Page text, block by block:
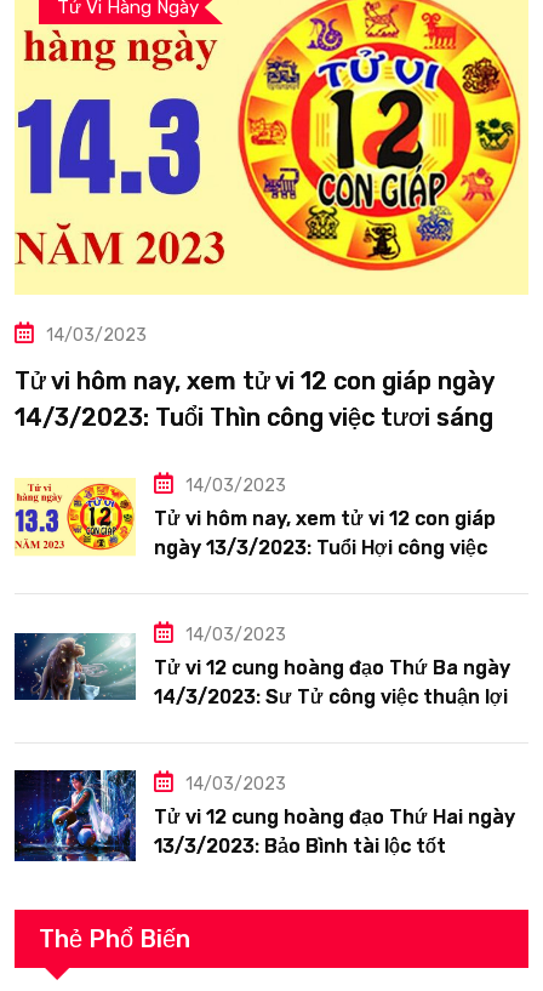
Tử Vi Hàng Ngày
14/03/2023
Tử vi hôm nay, xem tử vi 12 con giáp ngày
14/3/2023: Tuổi Thìn công việc tươi sáng
14/03/2023
Tử vi hôm nay, xem tử vi 12 con giáp
ngày 13/3/2023: Tuổi Hợi công việc
14/03/2023
Tử vi 12 cung hoàng đạo Thứ Ba ngày
14/3/2023: Sư Tử công việc thuận lợi
14/03/2023
Tử vi 12 cung hoàng đạo Thứ Hai ngày
13/3/2023: Bảo Bình tài lộc tốt
Thẻ Phổ Biến